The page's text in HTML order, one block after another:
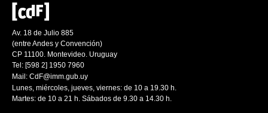
Av. 18 de Julio 885
(entre Andes y Convención)
CP 11100. Montevideo. Uruguay
Tel: [598 2] 1950 7960
Mail: CdF@imm.gub.uy
Lunes, miércoles, jueves, viernes: de 10 a 19.30 h.
Martes: de 10 a 21 h. Sábados de 9.30 a 14.30 h.